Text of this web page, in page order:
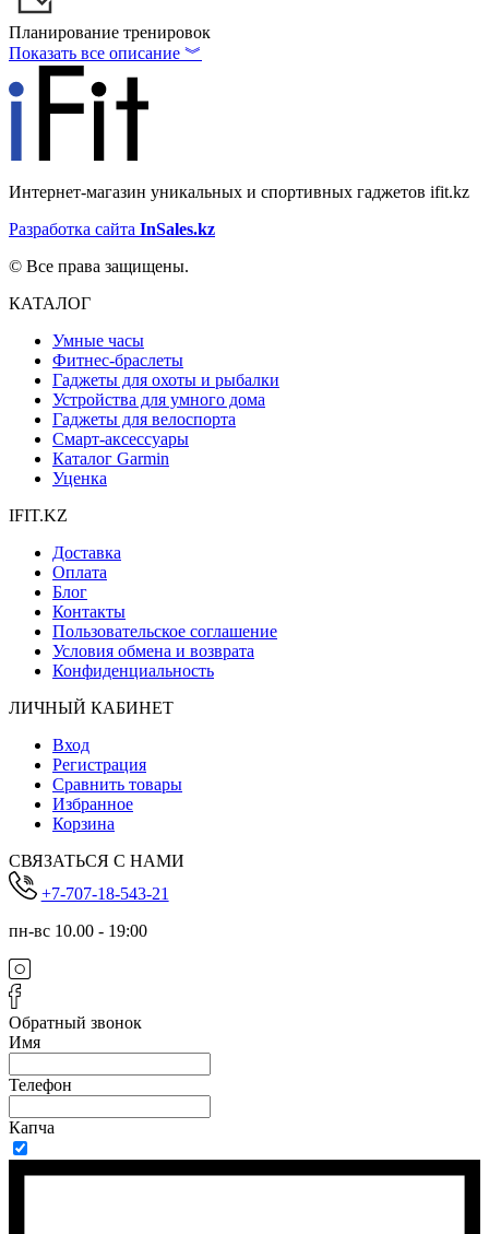
Планирование тренировок
Показать все описание ︾
Интернет-магазин уникальных и спортивных гаджетов ifit.kz
Разработка сайта InSales.kz
© Все права защищены.
КАТАЛОГ
Умные часы
Фитнес-браслеты
Гаджеты для охоты и рыбалки
Устройства для умного дома
Гаджеты для велоспорта
Смарт-аксессуары
Каталог Garmin
Уценка
IFIT.KZ
Доставка
Оплата
Блог
Контакты
Пользовательское соглашение
Условия обмена и возврата
Конфиденциальность
ЛИЧНЫЙ КАБИНЕТ
Вход
Регистрация
Сравнить товары
Избранное
Корзина
СВЯЗАТЬСЯ С НАМИ
+7-707-18-543-21
пн-вс 10.00 - 19:00
Обратный звонок
Имя
Телефон
Капча